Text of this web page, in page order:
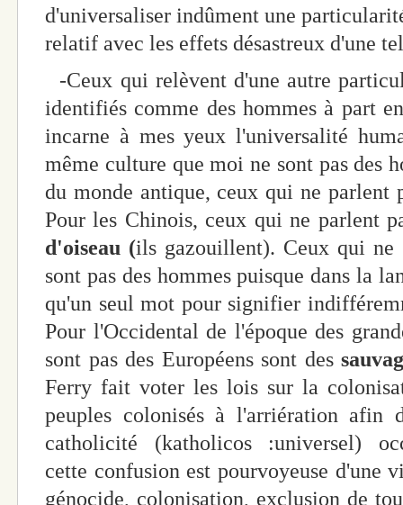
d'universaliser indûment une
relatif avec les effets désastreux d'une
-Ceux qui relèvent d'une autre
identifiés comme des hommes à part
incarne à mes yeux l'universalité
même culture que moi ne sont pas des
du monde antique, ceux qui ne parlent
Pour les Chinois, ceux qui ne parlent
d'oiseau (ils gazouillent). Ceux qui ne
sont pas des hommes puisque dans la
qu'un seul mot pour signifier
Pour l'Occidental de l'époque des
sont pas des Européens sont des
Ferry fait voter les lois sur la
peuples colonisés à l'arriération afin
catholicité (katholicos :universel)
cette confusion est pourvoyeuse d'une
génocide, colonisation, exclusion de